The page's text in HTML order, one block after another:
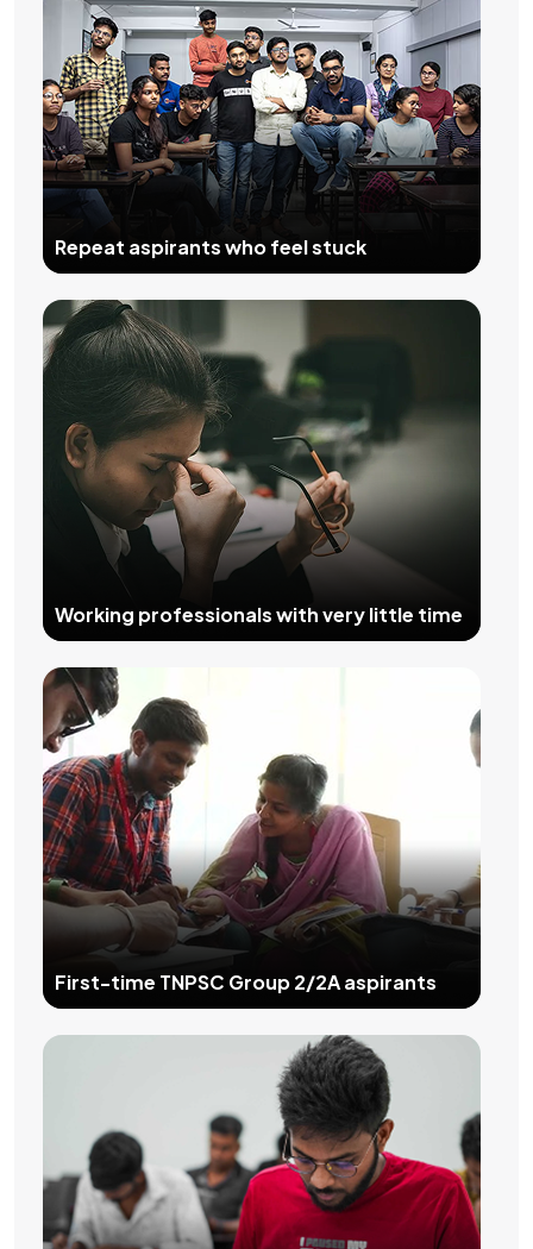
Repeat aspirants who feel stuck
Working professionals with very little time
First-time TNPSC Group 2/2A aspirants